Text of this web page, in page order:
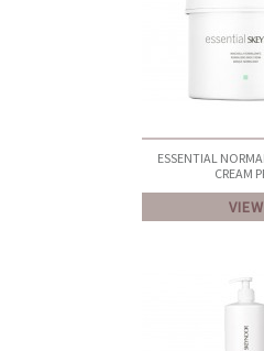
ESSENTIAL
CREAM
VIEW